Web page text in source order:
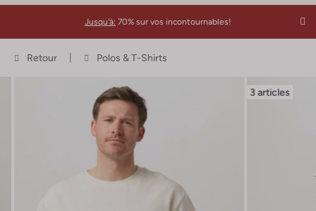
Jusqu'à: 70% sur vos incontournables!
Retour Polos & T-Shirts
3 articles